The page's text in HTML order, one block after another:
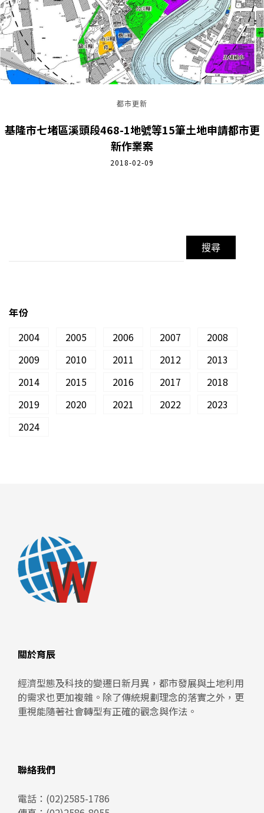
都市更新
基隆市七堵區溪頭段468-1地號等15筆土地申請都市更
新作業案
2018-02-09
年份
2004
2005 2006 2007
2008
2009
2010 2011 2012
2013
2014
2015 2016 2017
2018
2019
2020 2021 2022
2023
2024
關於育辰
經濟型態及科技的變遷日新月異，都市發展與土地利用
的需求也更加複雜。除了傳統規劃理念的落實之外，更
重視能隨著社會轉型有正確的觀念與作法。
聯絡我們
電話： (02)2585-1786